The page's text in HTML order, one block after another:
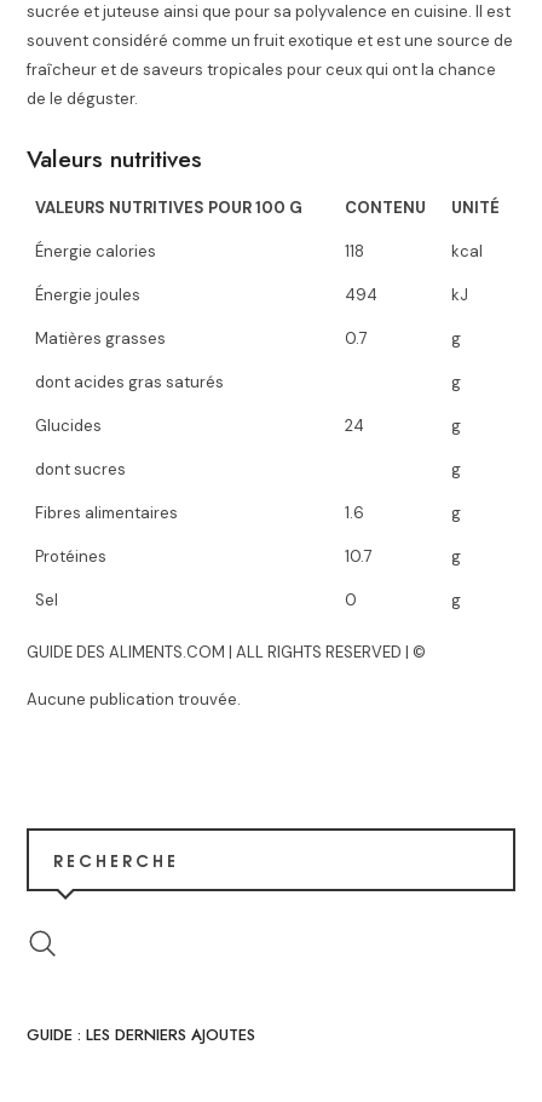
sucrée et juteuse ainsi que pour sa polyvalence en cuisine. Il est
souvent considéré comme un fruit exotique et est une source de
fraîcheur et de saveurs tropicales pour ceux qui ont la chance
de le déguster.
Valeurs nutritives
VALEURS NUTRITIVES POUR 100 G CONTENU UNITÉ
Énergie calories 118 kcal
Énergie joules 494 kJ
Matières grasses 0.7 g
dont acides gras saturés g
Glucides 24 g
dont sucres g
Fibres alimentaires 1.6 g
Protéines 10.7 g
Sel 0 g
GUIDE DES ALIMENTS.COM | ALL RIGHTS RESERVED | ©
Aucune publication trouvée.
RECHERCHE
GUIDE : LES DERNIERS AJOUTES